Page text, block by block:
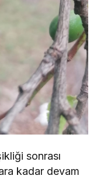
sonrası
kadar devam